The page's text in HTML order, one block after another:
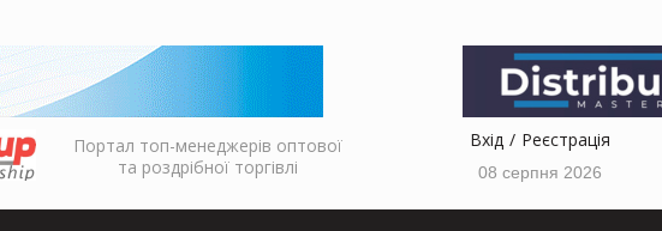
Портал топ-менеджерів оптової
та роздрібної торгівлі
Вхід Реєстрація
08 серпня 2026